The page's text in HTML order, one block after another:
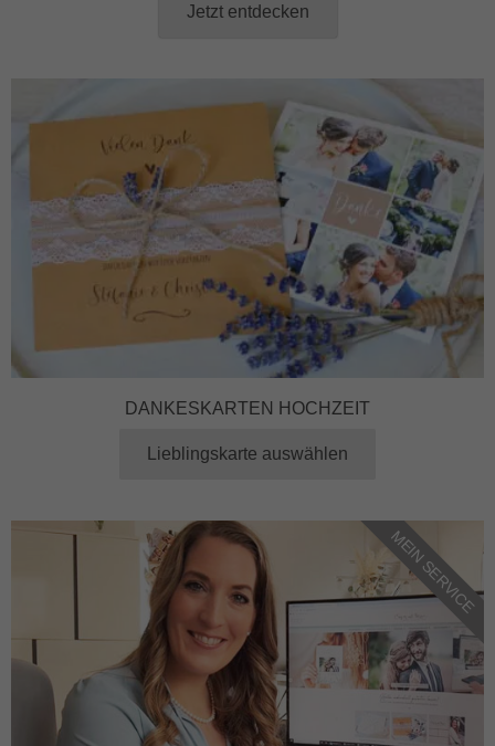
Jetzt entdecken
DANKESKARTEN HOCHZEIT
Lieblingskarte auswählen
MEIN SERVICE